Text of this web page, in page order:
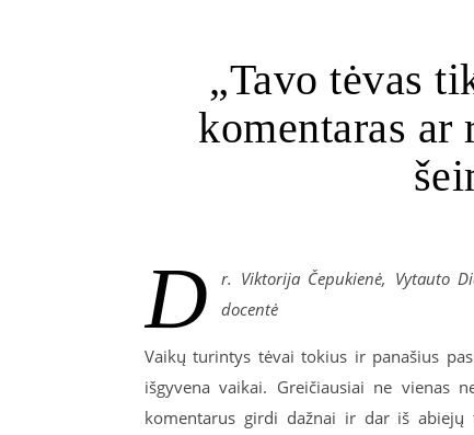
„Tavo tėvas
komentaras
D
r. Viktorija Čepukienė, Vytauto
docentė
Vaikų turintys tėvai tokius ir panašius
išgyvena vaikai. Greičiausiai ne vienas
komentarus girdi dažnai ir dar iš